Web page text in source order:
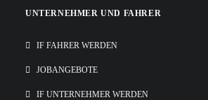
UNTERNEHMER UND FAHRER
IF FAHRER WERDEN
JOBANGEBOTE
IF UNTERNEHMER WERDEN